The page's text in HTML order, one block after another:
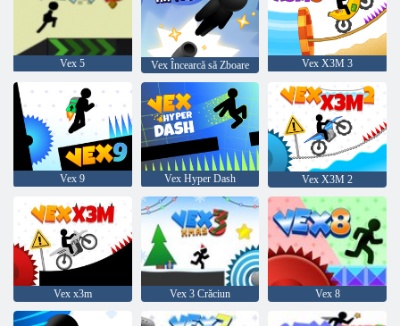
Vex 5 Vex Încearcă să Zboare Vex X3M 3
Vex 9 Vex Hyper Dash Vex X3M 2
Vex x3m Vex 3 Crăciun Vex 8